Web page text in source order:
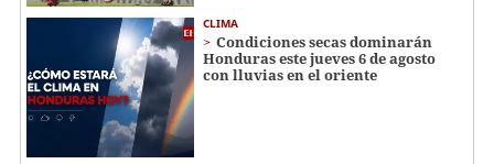
CLIMA
Condiciones secas dominarán
Honduras este jueves 6 de agosto
con lluvias en el oriente